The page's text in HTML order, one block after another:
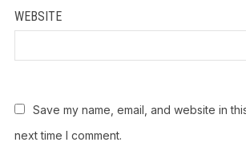
WEBSITE
Save my name, email, and website in
next time I comment.